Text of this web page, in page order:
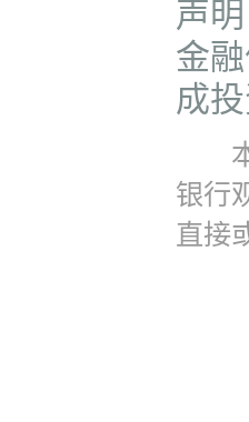
声
金
成
本
银行
直接